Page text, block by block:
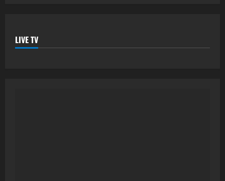
LIVE TV